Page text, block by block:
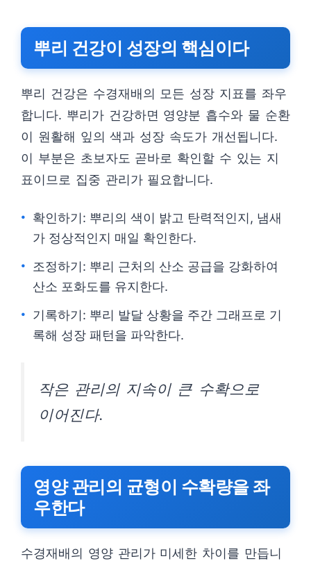
뿌리 건강이 성장의 핵심이다
뿌리 건강은 수경재배의 모든 성장 지표를 좌우
합니다. 뿌리가 건강하면 영양분 흡수와 물 순환
이 원활해 잎의 색과 성장 속도가 개선됩니다.
이 부분은 초보자도 곧바로 확인할 수 있는 지
표이므로 집중 관리가 필요합니다.
확인하기: 뿌리의 색이 밝고 탄력적인지, 냄새
가 정상적인지 매일 확인한다.
조정하기: 뿌리 근처의 산소 공급을 강화하여
산소 포화도를 유지한다.
기록하기: 뿌리 발달 상황을 주간 그래프로 기
록해 성장 패턴을 파악한다.
작은 관리의 지속이 큰 수확으로
이어진다.
영양 관리의 균형이 수확량을 좌
우한다
수경재배의 영양 관리가 미세한 차이를 만듭니